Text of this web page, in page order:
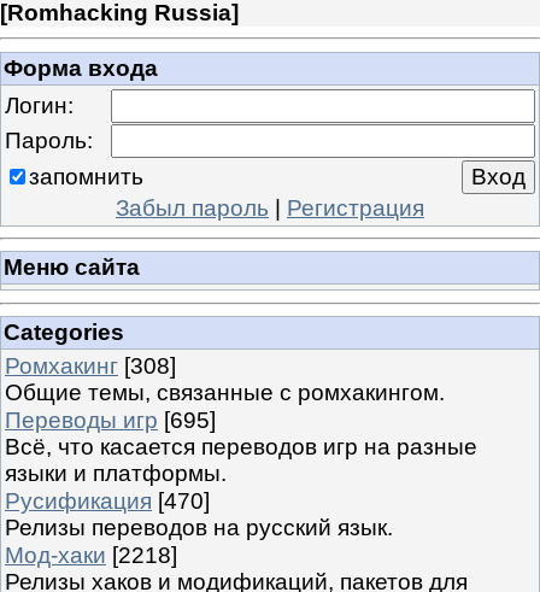
[Romhacking Russia]
Форма входа
Логин:
Пароль:
запомнить
Забыл пароль | Регистрация
Меню сайта
Categories
Ромхакинг [308]
Общие темы, связанные с ромхакингом.
Переводы игр [695]
Всё, что касается переводов игр на разные
языки и платформы.
Русификация [470]
Релизы переводов на русский язык.
Мод-хаки [2218]
Релизы хаков и модификаций, пакетов для